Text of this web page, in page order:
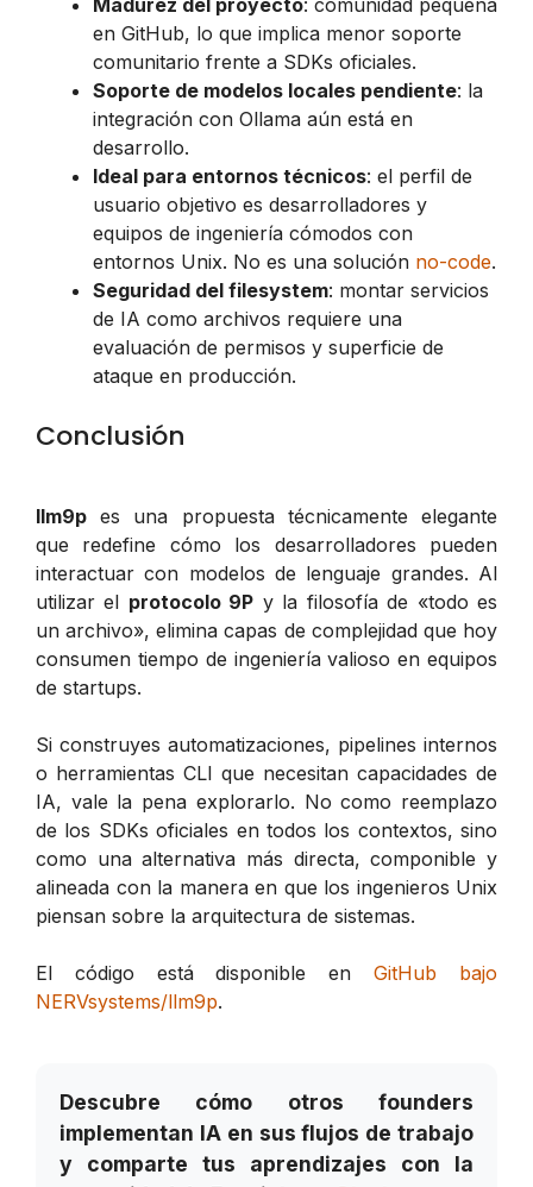
en GitHub, lo que implica menor soporte
comunitario frente a SDKs oficiales.
Soporte de modelos locales pendiente: la
integración con Ollama aún está en
desarrollo.
Ideal para entornos técnicos: el perfil de
usuario objetivo es desarrolladores y
equipos de ingeniería cómodos con
entornos Unix. No es una solución no-code.
Seguridad del filesystem: montar servicios
de IA como archivos requiere una
evaluación de permisos y superficie de
ataque en producción.
Conclusión
llm9p es una propuesta técnicamente elegante
que redefine cómo los desarrolladores pueden
interactuar con modelos de lenguaje grandes. Al
utilizar el protocolo 9P y la filosofía de «todo es
un archivo», elimina capas de complejidad que hoy
consumen tiempo de ingeniería valioso en equipos
de startups.
Si construyes automatizaciones, pipelines internos
o herramientas CLI que necesitan capacidades de
IA, vale la pena explorarlo. No como reemplazo
de los SDKs oficiales en todos los contextos, sino
como una alternativa más directa, componible y
alineada con la manera en que los ingenieros Unix
piensan sobre la arquitectura de sistemas.
El código está disponible enGitHub bajo
NERVsystems/llm9p.
Descubre cómo otros founders
implementan IA en sus flujos de trabajo
y comparte tus aprendizajes con la